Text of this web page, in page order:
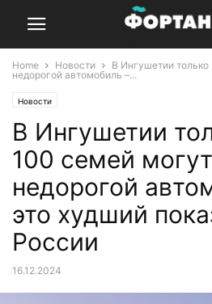
Home Новости
В Ингушетии только
недорогой автомобиль –...
Новости
В Ингушетии
100 семей
недорогой
это худший
России
16.12.2024